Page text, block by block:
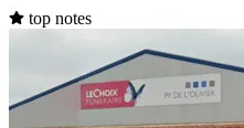
top notes